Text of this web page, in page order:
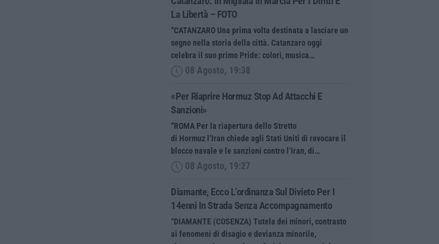
La Libertà – FOTO
“CATANZARO Una prima volta destinata a lasciare un
segno nella storia della città. Catanzaro oggi
celebra il suo primo Pride: colori, musica…
08 Agosto, 19:38
«Per Riaprire Hormuz Stop Ad Attacchi E
Sanzioni»
“ROMA Per la riapertura dello Stretto
di Hormuz l’Iran chiede agli Stati Uniti di revocare il
blocco navale e le sanzioni contro l’Iran, di…
08 Agosto, 19:27
Diamante, Ecco L’ordinanza Sul Divieto Per I
14enni In Strada Senza Accompagnamento
“DIAMANTE (COSENZA) Tutela dei minori, contrasto
ai fenomeni di disagio e devianza minorile,